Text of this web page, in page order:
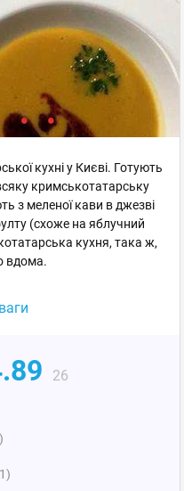
кухні у Києві. Готують
кримськотатарську
з меленої кави в джезві
(схоже на яблучний
кухня, така ж,
вдома.
26
)
)